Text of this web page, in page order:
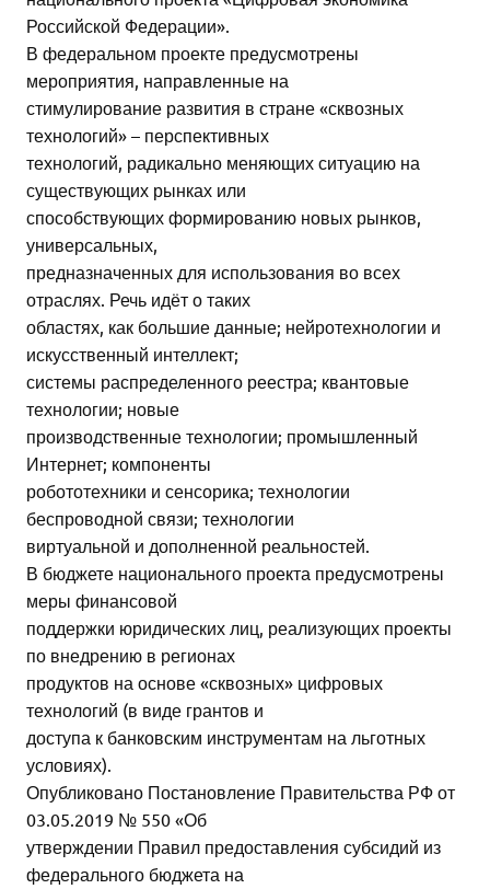
Российской Федерации».
В федеральном проекте предусмотрены
мероприятия, направленные на
стимулирование развития в стране «сквозных
технологий» – перспективных
технологий, радикально меняющих ситуацию на
существующих рынках или
способствующих формированию новых рынков,
универсальных,
предназначенных для использования во всех
отраслях. Речь идёт о таких
областях, как большие данные; нейротехнологии и
искусственный интеллект;
системы распределенного реестра; квантовые
технологии; новые
производственные технологии; промышленный
Интернет; компоненты
робототехники и сенсорика; технологии
беспроводной связи; технологии
виртуальной и дополненной реальностей.
В бюджете национального проекта предусмотрены
меры финансовой
поддержки юридических лиц, реализующих проекты
по внедрению в регионах
продуктов на основе «сквозных» цифровых
технологий (в виде грантов и
доступа к банковским инструментам на льготных
условиях).
Опубликовано Постановление Правительства РФ от
03.05.2019 № 550 «Об
утверждении Правил предоставления субсидий из
федерального бюджета на